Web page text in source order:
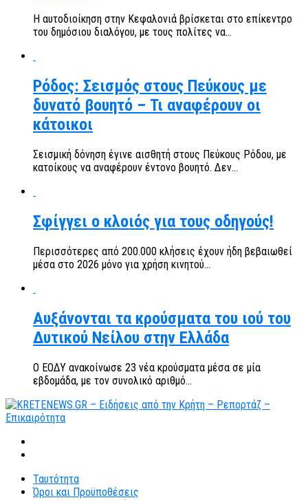
Η αυτοδιοίκηση στην Κεφαλονιά βρίσκεται στο επίκεντρο
του δημόσιου διαλόγου, με τους πολίτες να...
Ρόδος: Σεισμός στους Πεύκους με
δυνατό βουητό – Τι αναφέρουν οι
κάτοικοι
Σεισμική δόνηση έγινε αισθητή στους Πεύκους Ρόδου, με
κατοίκους να αναφέρουν έντονο βουητό. Δεν...
Σφίγγει ο κλοιός για τους οδηγούς!
Περισσότερες από 200.000 κλήσεις έχουν ήδη βεβαιωθεί
μέσα στο 2026 μόνο για χρήση κινητού...
Αυξάνονται τα κρούσματα του ιού του
Δυτικού Νείλου στην Ελλάδα
Ο ΕΟΔΥ ανακοίνωσε 23 νέα κρούσματα μέσα σε μία
εβδομάδα, με τον συνολικό αριθμό...
Ταυτότητα
Όροι και Προϋποθέσεις